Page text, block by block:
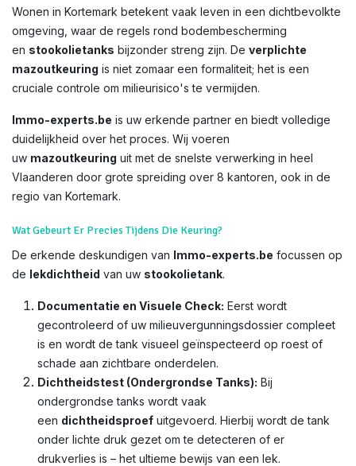
Wonen in Kortemark betekent vaak leven in een dichtbevolkte
omgeving, waar de regels rond bodembescherming
en stookolietanks bijzonder streng zijn. De verplichte
mazoutkeuring is niet zomaar een formaliteit; het is een
cruciale controle om milieurisico's te vermijden.
Immo-experts.be is uw erkende partner en biedt volledige
duidelijkheid over het proces. Wij voeren
uw mazoutkeuring uit met de snelste verwerking in heel
Vlaanderen door grote spreiding over 8 kantoren, ook in de
regio van Kortemark.
Wat Gebeurt Er Precies Tijdens Die Keuring?
De erkende deskundigen van Immo-experts.be focussen op
de lekdichtheid van uw stookolietank.
Documentatie en Visuele Check: Eerst wordt
gecontroleerd of uw milieuvergunningsdossier compleet
is en wordt de tank visueel geïnspecteerd op roest of
schade aan zichtbare onderdelen.
Dichtheidstest (Ondergrondse Tanks): Bij
ondergrondse tanks wordt vaak
een dichtheidsproef uitgevoerd. Hierbij wordt de tank
onder lichte druk gezet om te detecteren of er
drukverlies is – het ultieme bewijs van een lek.